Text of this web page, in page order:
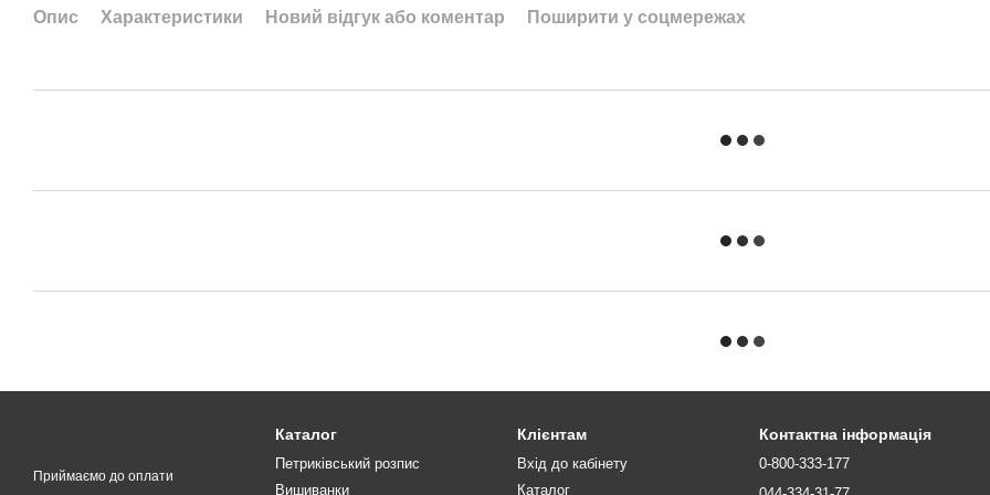
Опис Характеристики Новий відгук або коментар Поширити у соцмережах
Приймаємо до оплати
Каталог
Петриківський розпис
Вишиванки
Клієнтам
Вхід до кабінету
Каталог
Контактна інформація
0-800-333-177